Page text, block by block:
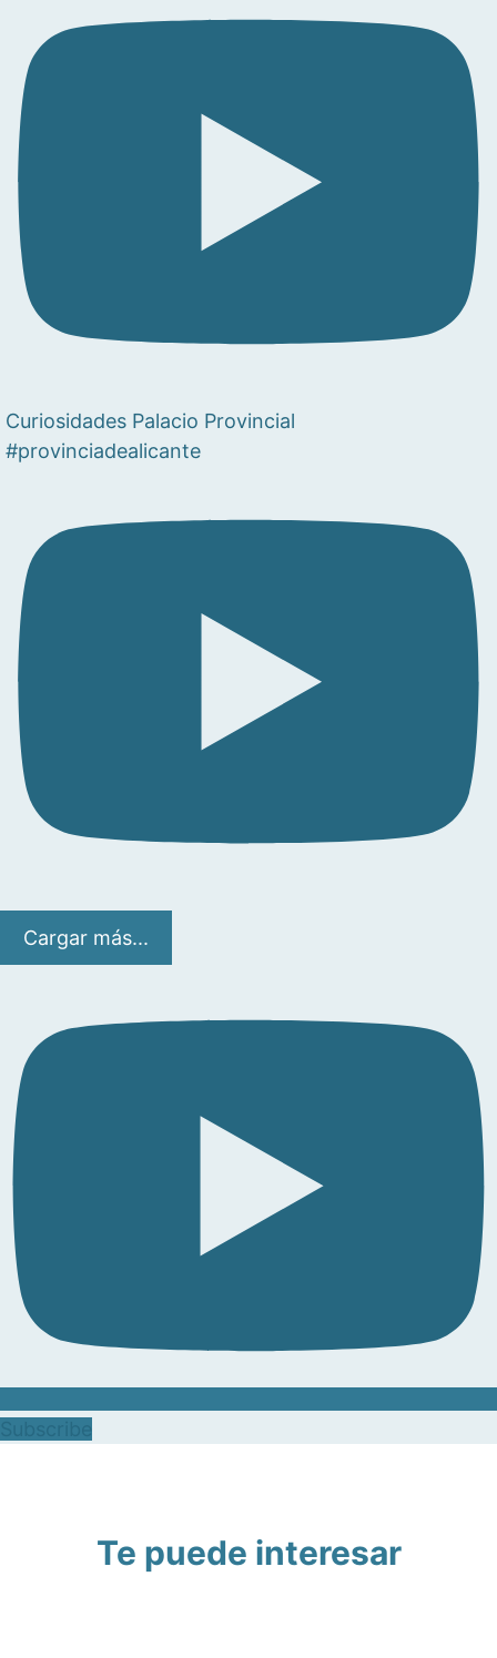
Curiosidades Palacio Provincial
#provinciadealicante
Cargar más...
Te puede interesar